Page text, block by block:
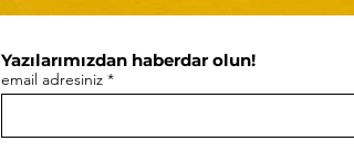
Yazılarımızdan haberdar olun!
email adresiniz